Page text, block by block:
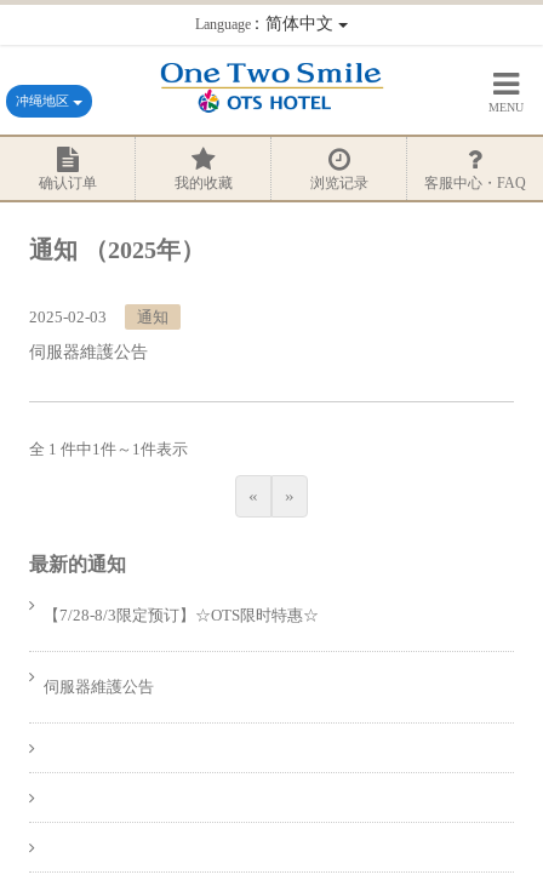
Language：简体中文
冲绳地区 MENU
确认订单 我的收藏 浏览记录 客服中心・FAQ
通知 （2025年）
2025-02-03
通知
伺服器維護公告
全 1 件中1件～ 1件表示
« »
最新的通知
【7/28-8/3限定预订】☆OTS限时特惠☆
伺服器維護公告